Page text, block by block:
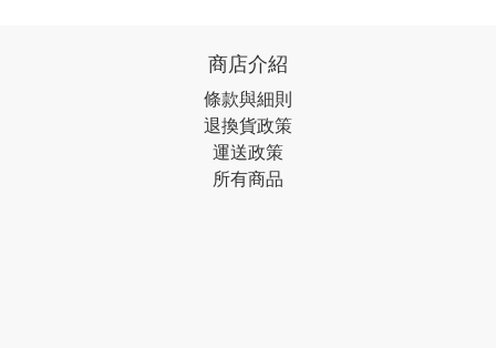
商店介紹
條款與細則
退換貨政策
運送政策
所有商品